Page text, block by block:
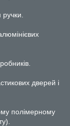
дверей і
полімерному